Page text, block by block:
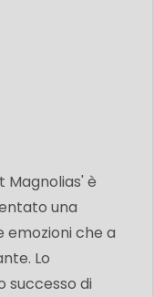
Magnolias' è
una
emozioni che a
Lo
successo di